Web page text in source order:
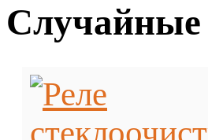
Случайные